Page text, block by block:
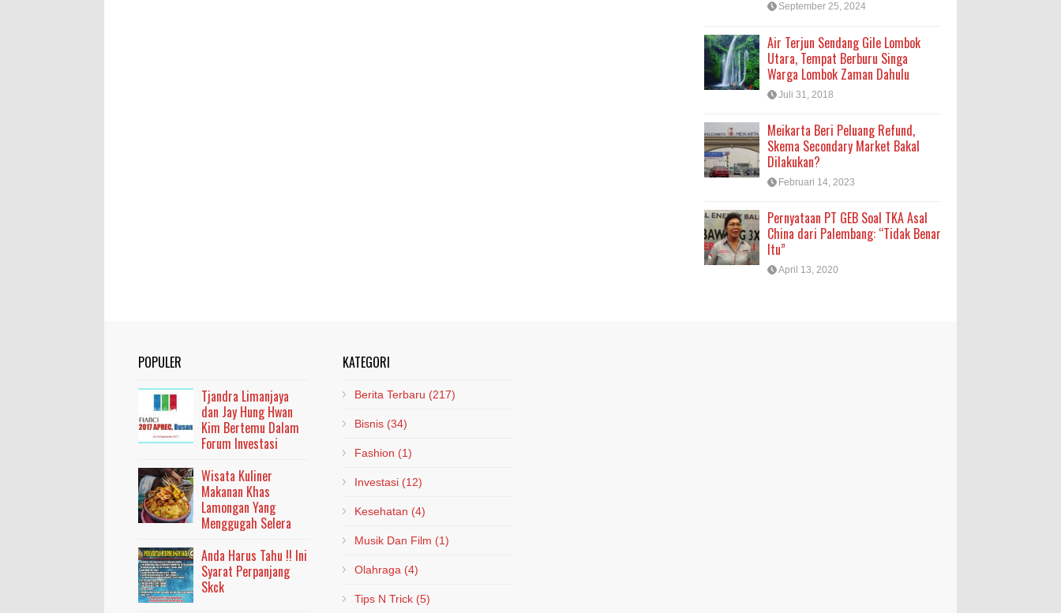
September 25, 2024
Air Terjun Sendang Gile Lombok
Utara, Tempat Berburu Singa
Warga Lombok Zaman Dahulu
Juli 31, 2018
Meikarta Beri Peluang Refund,
Skema Secondary Market Bakal
Dilakukan?
Februari 14, 2023
Pernyataan PT GEB Soal TKA Asal
China dari Palembang: “Tidak Benar
Itu”
April 13, 2020
POPULER
Tjandra Limanjaya
dan Jay Hung Hwan
Kim Bertemu Dalam
Forum Investasi
Wisata Kuliner
Makanan Khas
Lamongan Yang
Menggugah Selera
Anda Harus Tahu !! Ini
Syarat Perpanjang
Skck
KATEGORI
Berita Terbaru (217)
Bisnis (34)
Fashion (1)
Investasi (12)
Kesehatan (4)
Musik Dan Film (1)
Olahraga (4)
Tips N Trick (5)